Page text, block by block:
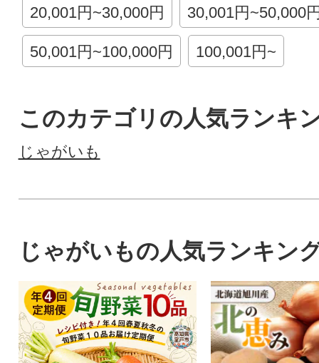
20,001円~30,000円 30,001円~50,000
50,001円~100,000円 100,001円~
このカテゴリの人気ランキ
じゃがいも
じゃがいもの人気ランキン